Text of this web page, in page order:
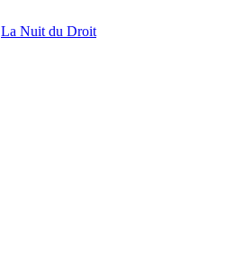
La Nuit du Droit